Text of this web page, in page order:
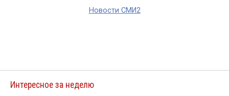
Новости СМИ2
Интересное за неделю